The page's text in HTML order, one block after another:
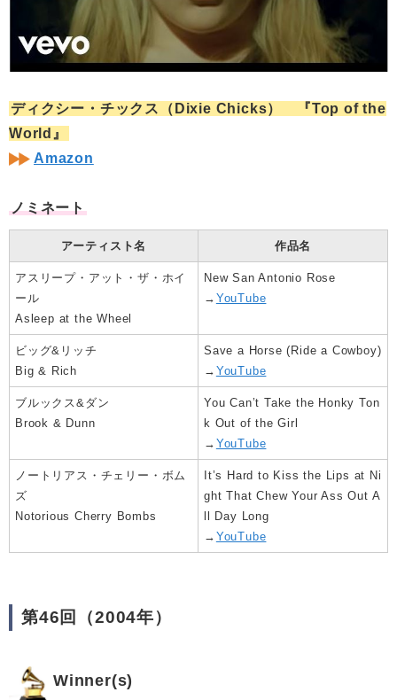
ディクシー・チックス（Dixie Chicks） 『Top of the
World』
Amazon
ノミネート
アーティスト名 作品名
アスリープ・アット・ザ・ホイ
ール
Asleep at the Wheel
New San Antonio Rose
→ YouTube
ビッグ&リッチ
Big & Rich
Save a Horse (Ride a Cowboy)
→ YouTube
ブルックス&ダン
Brook & Dunn
You Can’t Take the Honky Ton
k Out of the Girl
→ YouTube
ノートリアス・チェリー・ボム
ズ
Notorious Cherry Bombs
It’s Hard to Kiss the Lips at Ni
ght That Chew Your Ass Out A
ll Day Long
→ YouTube
第46回（2004年）
Winner(s)